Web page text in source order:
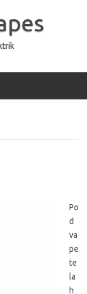
Po
d
va
pe
te
la
h